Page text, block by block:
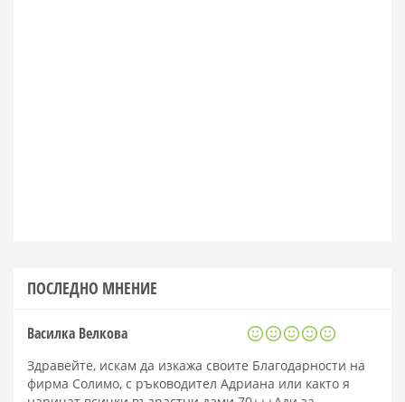
ПОСЛЕДНО МНЕНИЕ
Василка Велкова
Здравейте, искам да изкажа своите Благодарности на
фирма Солимо, с ръководител Адриана или както я